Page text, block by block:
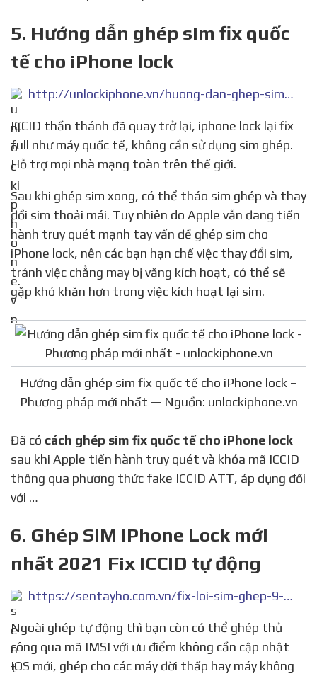
5. Hướng dẫn ghép sim fix quốc
tế cho iPhone lock
http://unlockiphone.vn/huong-dan-ghep-sim-fix-quoc-te-cho-iphone-lock-phuong-phap-moi-nhat-bid51.html
ICCID thần thánh đã quay trở lại, iphone lock lại fix
full như máy quốc tế, không cần sử dụng sim ghép.
Hỗ trợ mọi nhà mạng toàn trên thế giới.
Sau khi ghép sim xong, có thể tháo sim ghép và thay
đổi sim thoải mái. Tuy nhiên do Apple vẫn đang tiến
hành truy quét mạnh tay vấn đề ghép sim cho
iPhone lock, nên các bạn hạn chế việc thay đổi sim,
tránh việc chẳng may bị văng kích hoạt, có thể sẽ
gặp khó khăn hơn trong việc kích hoạt lại sim.
Hướng dẫn ghép sim fix quốc tế cho iPhone lock –
Phương pháp mới nhất — Nguồn: unlockiphone.vn
Đã có cách ghép sim fix quốc tế cho iPhone lock
sau khi Apple tiến hành truy quét và khóa mã ICCID
thông qua phương thức fake ICCID ATT, áp dụng đối
với …
6. Ghép SIM iPhone Lock mới
nhất 2021 Fix ICCID tự động
https://sentayho.com.vn/fix-loi-sim-ghep-9-2-1.html
Ngoài ghép tự động thì bạn còn có thể ghép thủ
công qua mã IMSI với ưu điểm không cần cập nhật
IOS mới, ghép cho các máy đời thấp hay máy không